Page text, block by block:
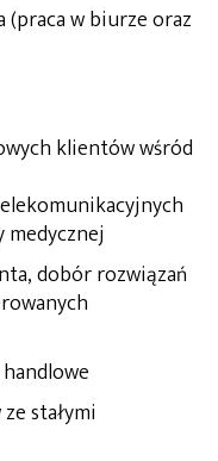
(praca w biurze oraz
klientów wśród
dobór rozwiązań
stałymi